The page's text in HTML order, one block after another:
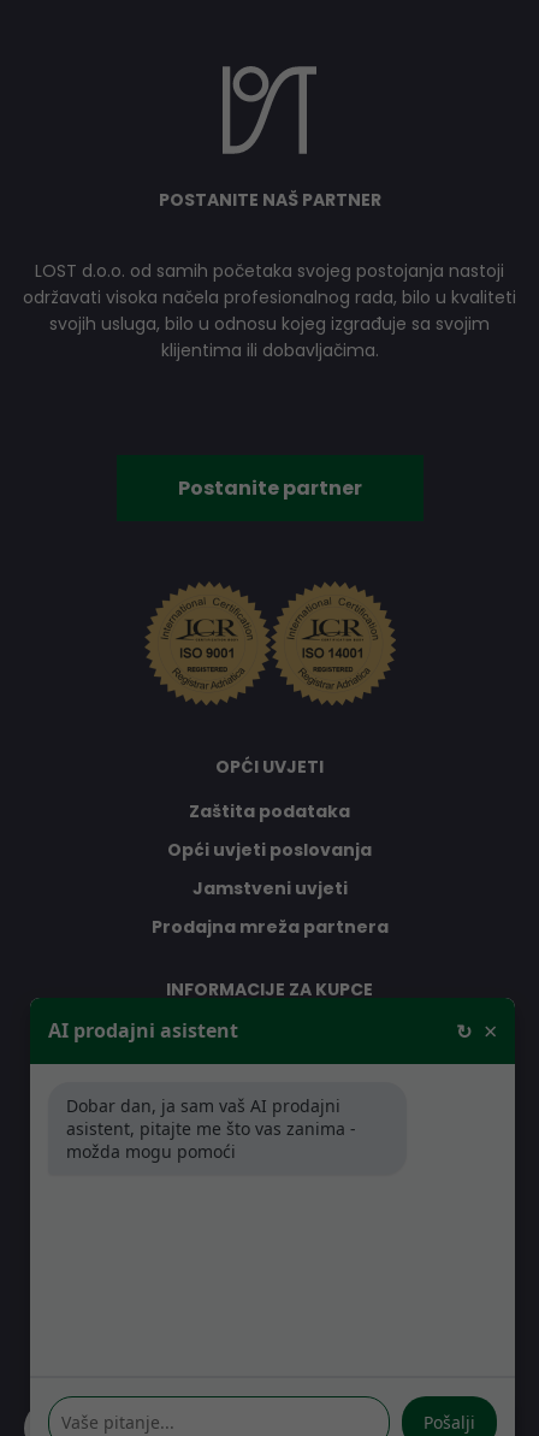
POSTANITE NAŠ PARTNER
LOST d.o.o. od samih početaka svojeg postojanja nastoji
održavati visoka načela profesionalnog rada, bilo u kvaliteti
svojih usluga, bilo u odnosu kojeg izgrađuje sa svojim
klijentima ili dobavljačima.
Postanite partner
OPĆI UVJETI
Zaštita podataka
Opći uvjeti poslovanja
Jamstveni uvjeti
Prodajna mreža partnera
INFORMACIJE ZA KUPCE
O nama
Jamstveni uvjeti
Prodajna mreža partnera
AI prodajni asistent ↻ ×
Dobar dan, ja sam vaš AI prodajni
asistent, pitajte me što vas zanima -
možda mogu pomoći
Pošalji